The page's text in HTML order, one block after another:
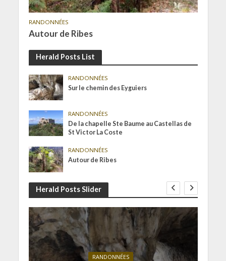
RANDONNÉES
Autour de Ribes
Herald Posts List
RANDONNÉES
Sur le chemin des Eyguiers
RANDONNÉES
De la chapelle Ste Baume au Castellas de
St Victor La Coste
RANDONNÉES
Autour de Ribes
Herald Posts Slider
RANDONNÉES